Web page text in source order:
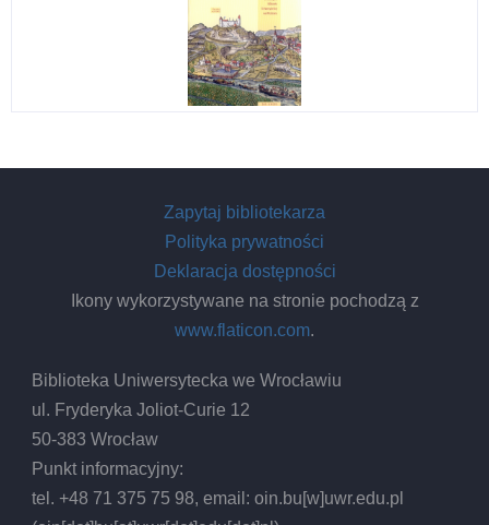
Zapytaj bibliotekarza
Polityka prywatności
Deklaracja dostępności
Ikony wykorzystywane na stronie pochodzą z
www.flaticon.com.
Biblioteka Uniwersytecka we Wrocławiu
ul. Fryderyka Joliot-Curie 12
50-383 Wrocław
Punkt informacyjny:
tel. +48 71 375 75 98, email:oin.bu[w]uwr.edu.pl